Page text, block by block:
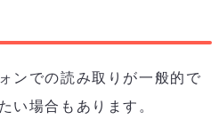
ンでの読み取りが一般的で
い場合もあります。